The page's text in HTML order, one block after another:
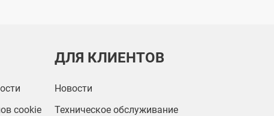
cookie
ДЛЯ КЛИЕНТОВ
Новости
Техническое обслуживание